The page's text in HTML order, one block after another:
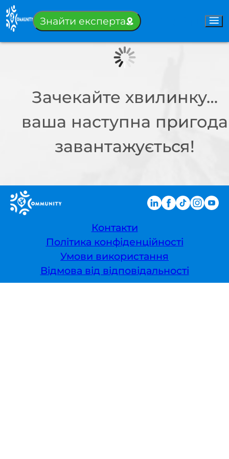
Знайти експерта
Зачекайте хвилинку…
ваша наступна пригода
завантажується!
Контакти
Політика конфіденційності
Умови використання
Відмова від відповідальності